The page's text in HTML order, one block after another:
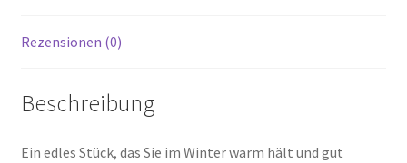
Rezensionen (0)
Beschreibung
Ein edles Stück, das Sie im Winter warm hält und gut